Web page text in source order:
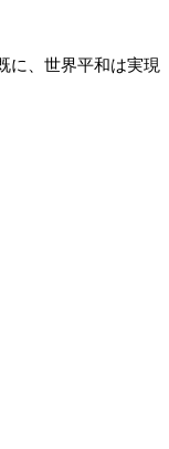
に、世界平和は実現